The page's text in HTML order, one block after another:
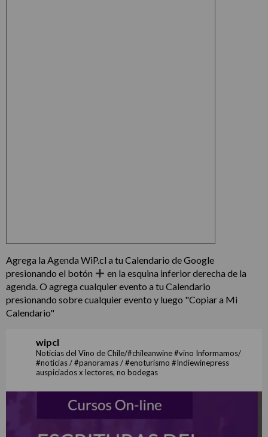
Agrega la Agenda WiP.cl a tu Calendario de Google
presionando el botón
en la esquina inferior derecha de la
agenda. O agrega cualquier evento a tu Calendario
presionando sobre cualquier evento y luego "Copiar a Mi
Calendario"
wipcl
Noticias del Vino de Chile/#chileanwine #vino Informamos/
#noticias / #panoramas / #enoturismo #Indiewinepress
auspiciados x lectores, no bodegas